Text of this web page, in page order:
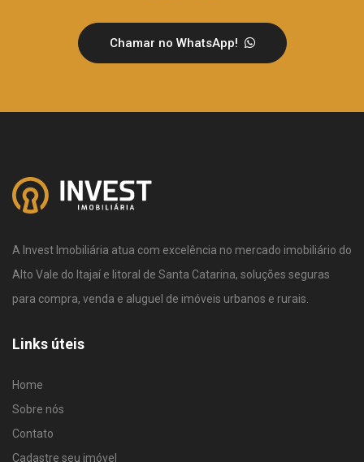
Chamar no WhatsApp!
A Invest Imobiliária atua com excelência no mercado imobiliário do
Alto Vale do Itajaí e litoral de Santa Catarina, soluções seguras
para compra, venda e aluguel de imóveis urbanos e rurais.
Links úteis
Home
Sobre nós
Contato
Cadastre seu imóvel